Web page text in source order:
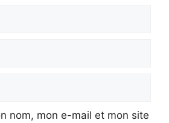
nom, mon e-mail et mon site